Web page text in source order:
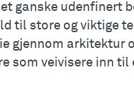
ganske udenfinert
til store og viktige
gjennom arkitektur
som veivisere inn